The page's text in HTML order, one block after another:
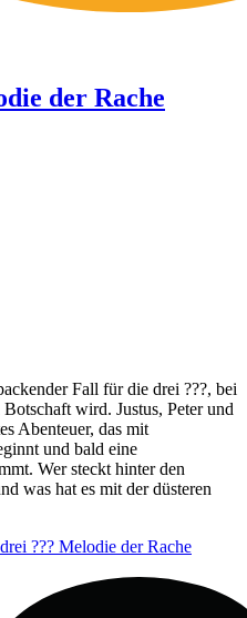
der Rache
Fall für die drei ???, bei
wird. Justus, Peter und
Abenteuer, das mit
und bald eine
Wer steckt hinter den
was hat es mit der düsteren
??? Melodie der Rache